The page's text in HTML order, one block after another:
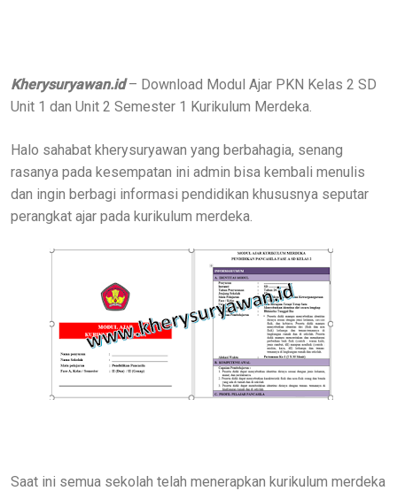
Kherysuryawan.id– Download Modul Ajar PKN Kelas 2 SD
Unit 1 dan Unit 2 Semester 1 Kurikulum Merdeka.
Halo sahabat kherysuryawan yang berbahagia, senang
rasanya pada kesempatan ini admin bisa kembali menulis
dan ingin berbagi informasi pendidikan khususnya seputar
perangkat ajar pada kurikulum merdeka.
Saat ini semua sekolah telah menerapkan kurikulum merdeka